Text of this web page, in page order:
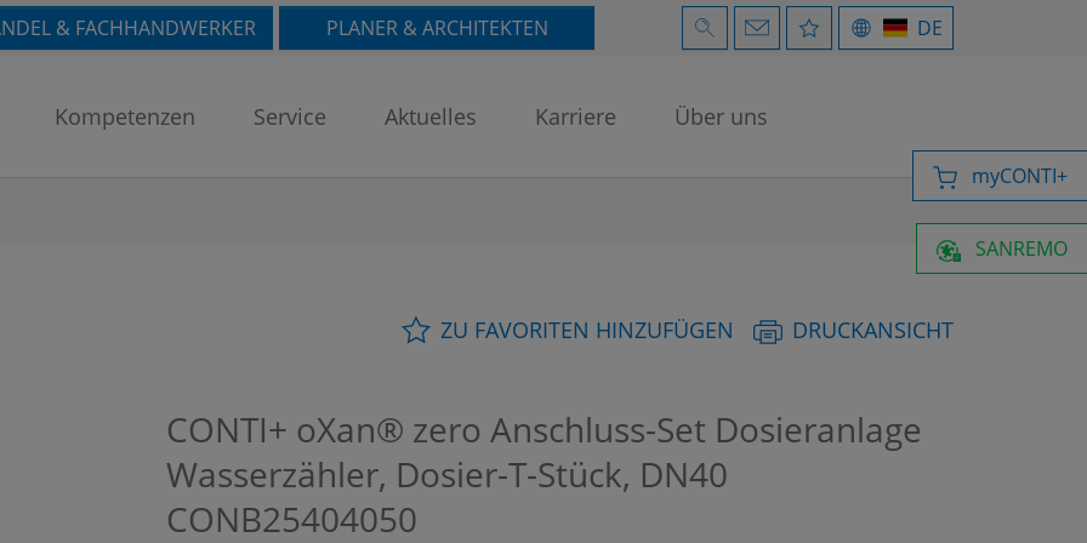
& FACHHANDWERKER PLANER & ARCHITEKTEN DE
Kompetenzen Service Aktuelles Karriere Über uns
SANREMO
myCONTI+
ZU FAVORITEN HINZUFÜGEN DRUCKANSICHT
CONTI+ oXan® zero Anschluss-Set Dosieranlage
Wasserzähler, Dosier-T-Stück, DN40
CONB25404050